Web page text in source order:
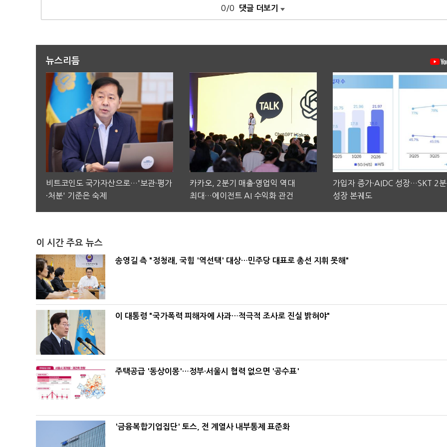
0/0 댓글 더보기
뉴스리듬
비트코인도 국가자산으로…'보관·평가
·처분' 기준은 숙제
카카오, 2분기 매출·영업익 역대
최대…에이전트 AI 수익화 관건
가입자 증가·AIDC 성장…SKT 2
성장 본궤도
이 시간 주요 뉴스
송영길 측 "정청래, 국힘 '역선택' 대상…민주당 대표로 총선 지휘 못해"
이 대통령 "국가폭력 피해자에 사과…적극적 조사로 진실 밝혀야"
주택공급 '동상이몽'…정부·서울시 협력 없으면 '공수표'
'금융복합기업집단' 토스, 전 계열사 내부통제 표준화